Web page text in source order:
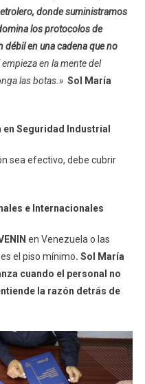
donde suministramos
los protocolos de
débil en una cadena que no
en la mente del
las botas.» Sol María
en Seguridad Industrial
sea efectivo, debe cubrir
e Internacionales
en Venezuela o las
el piso mínimo. Sol María
cuando el personal no
la razón detrás de